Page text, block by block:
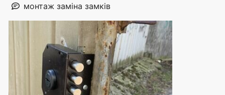
монтаж заміна замків